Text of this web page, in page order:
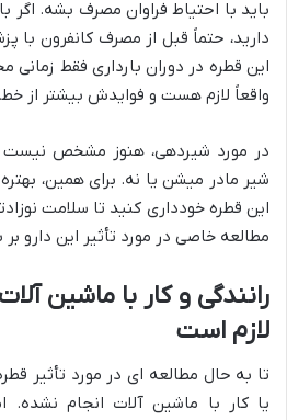
باید با احتیاط فراوان مصرف بشه. اگر
دارید، حتماً قبل از مصرف کانفرون
این قطره در دوران بارداری فقط
واقعاً لازم هست و فوایدش بیشتر از
در مورد شیردهی، هنوز مشخص نیست
شیر مادر میشن یا نه. برای همین،
این قطره خودداری کنید تا سلامت
مطالعه خاصی در مورد تأثیر این دارو
رانندگی و کار با ماشین
لازم است
تا به حال مطالعه ای در مورد تأثیر
یا کار با ماشین آلات انجام نشده.